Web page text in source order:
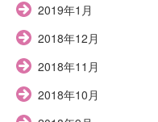
2019年1月
2018年12月
2018年11月
2018年10月